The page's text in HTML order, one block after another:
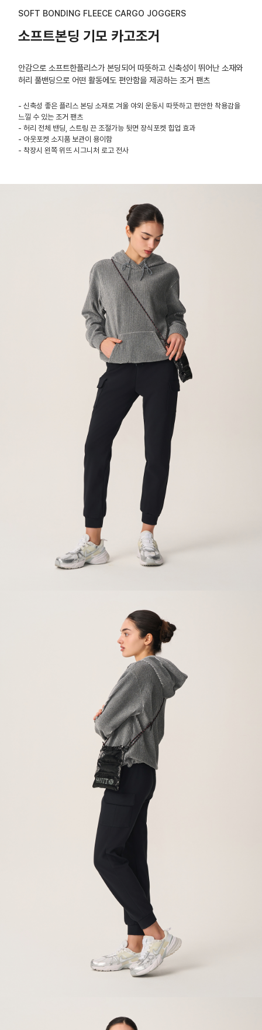
SOFT BONDING FLEECE CARGO JOGGERS
소프트본딩 기모 카고조거
안감으로 소프트한플리스가 본딩되어 따뜻하고 신축성이 뛰어난 소재와
허리 풀밴딩으로 어떤 활동에도 편안함을 제공하는 조거 팬츠
- 신축성 좋은 플리스 본딩 소재로 겨울 야외 운동시 따뜻하고 편안한 착용감을
느낄 수 있는 조거 팬츠
- 허리 전체 밴딩, 스트링 끈 조절가능 뒷면 장식포켓 힙업 효과
- 아웃포켓 소지품 보관이 용이함
- 착장시 왼쪽 위뜨 시그니처 로고 전사